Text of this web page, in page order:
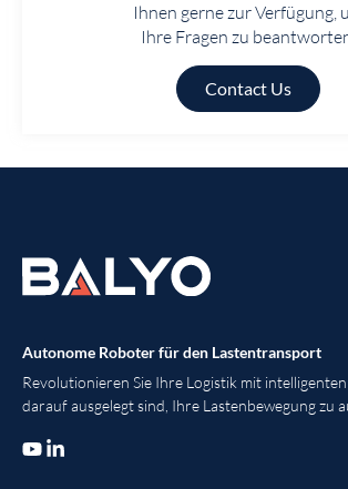
Ihnen gerne zur Verfügung,
Ihre Fragen zu
Contact Us
Autonome Roboter für den Lastentransport
Revolutionieren Sie Ihre Logistik mit
darauf ausgelegt sind, Ihre Lastenbewegung zu